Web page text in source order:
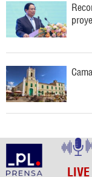
LIVE